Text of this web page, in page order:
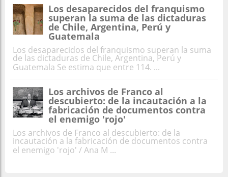
Los desaparecidos del franquismo
superan la suma de las dictaduras
de Chile, Argentina, Perú y
Guatemala
Los desaparecidos del franquismo superan la suma
de las dictaduras de Chile, Argentina, Perú y
Guatemala Se estima que entre 114. ...
Los archivos de Franco al
descubierto: de la incautación a la
fabricación de documentos contra
el enemigo 'rojo'
Los archivos de Franco al descubierto: de la
incautación a la fabricación de documentos contra
el enemigo 'rojo' / Ana M ...